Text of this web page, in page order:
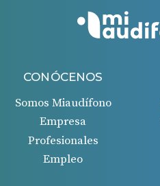
CONÓCENOS
Somos Miaudífono
Empresa
Profesionales
Empleo